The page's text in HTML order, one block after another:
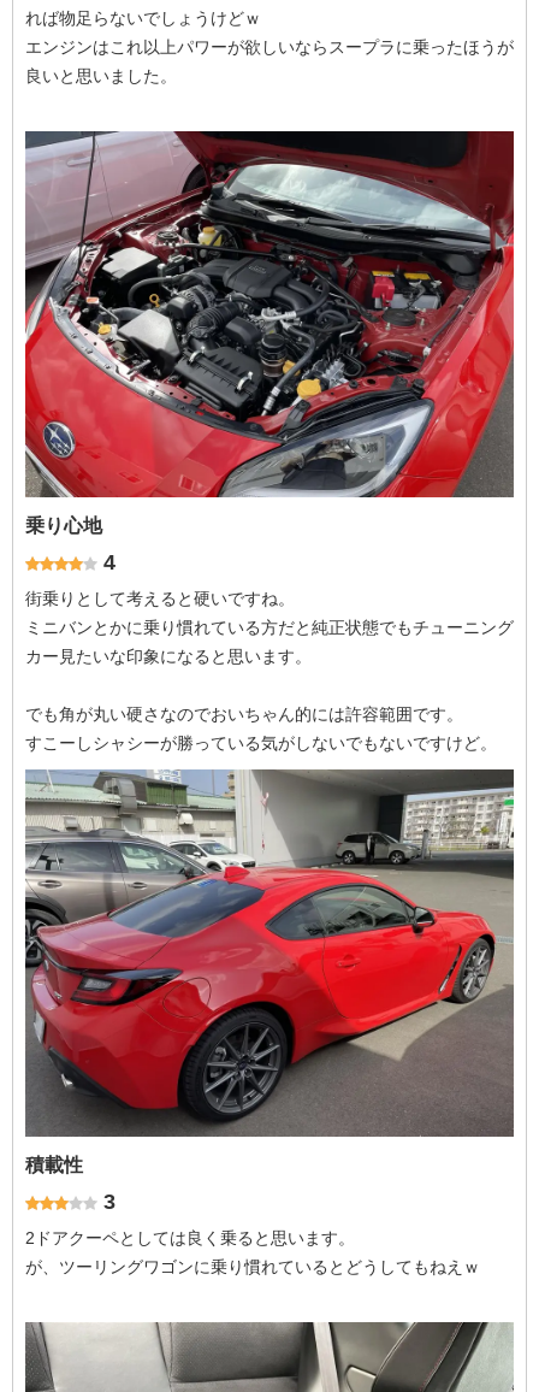
れば物足らないでしょうけどｗ
エンジンはこれ以上パワーが欲しいならスープラに乗ったほうが
良いと思いました。
乗り心地
4
街乗りとして考えると硬いですね。
ミニバンとかに乗り慣れている方だと純正状態でもチューニング
カー見たいな印象になると思います。
でも角が丸い硬さなのでおいちゃん的には許容範囲です。
すこーしシャシーが勝っている気がしないでもないですけど。
積載性
3
2ドアクーペとしては良く乗ると思います。
が、ツーリングワゴンに乗り慣れているとどうしてもねえｗ